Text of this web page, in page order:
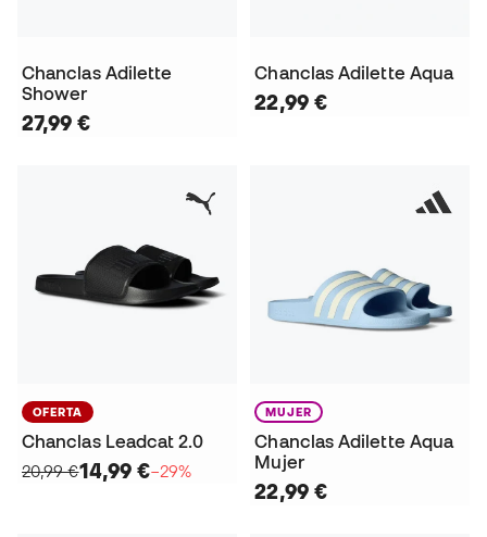
Chanclas Adilette
Shower
27,99 €
Chanclas Adilette Aqua
22,99 €
OFERTA
Chanclas Leadcat 2.0
20,99 €14,99 €−29%
MUJER
Chanclas Adilette Aqua
Mujer
22,99 €